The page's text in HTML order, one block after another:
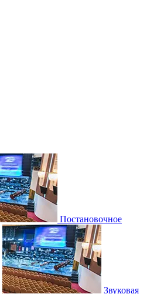
Постановочное
Звуковая